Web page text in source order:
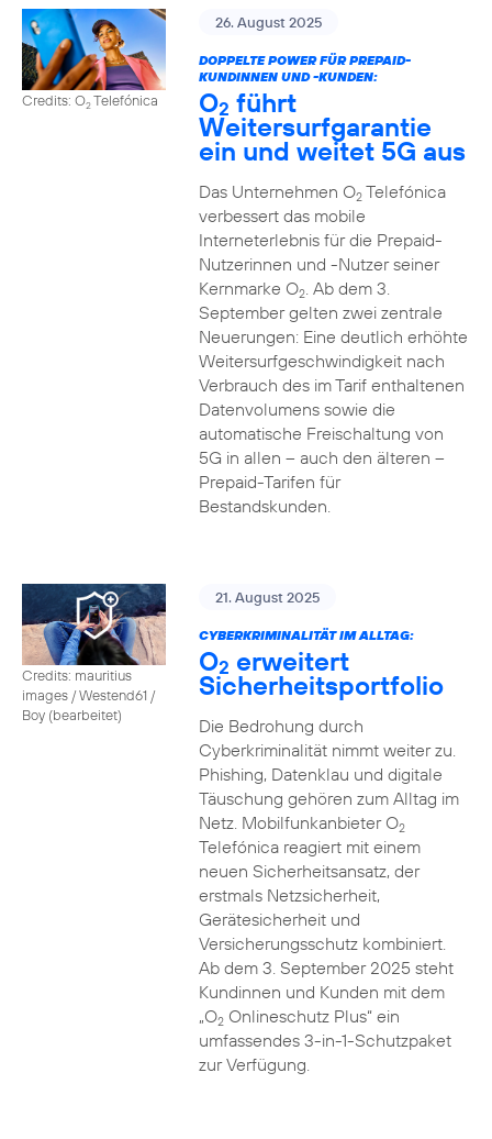
Credits: O2Telefónica
26. August 2025
DOPPELTE POWER FÜR PREPAID-
KUNDINNEN UND -KUNDEN:
O2 führt
Weitersurfgarantie
ein und weitet 5G aus
Das Unternehmen O2Telefónica
verbessert das mobile
Interneterlebnis für die Prepaid-
Nutzerinnen und -Nutzer seiner
Kernmarke O2. Ab dem 3.
September gelten zwei zentrale
Neuerungen: Eine deutlich erhöhte
Weitersurfgeschwindigkeit nach
Verbrauch des im Tarif enthaltenen
Datenvolumens sowie die
automatische Freischaltung von
5G in allen – auch den älteren –
Prepaid-Tarifen für
Bestandskunden.
Credits: mauritius
images / Westend61 /
Boy (bearbeitet)
21. August 2025
CYBERKRIMINALITÄT IM ALLTAG:
O2 erweitert
Sicherheitsportfolio
Die Bedrohung durch
Cyberkriminalität nimmt weiter zu.
Phishing, Datenklau und digitale
Täuschung gehören zum Alltag im
Netz. Mobilfunkanbieter O2
Telefónica reagiert mit einem
neuen Sicherheitsansatz, der
erstmals Netzsicherheit,
Gerätesicherheit und
Versicherungsschutz kombiniert.
Ab dem 3. September 2025 steht
Kundinnen und Kunden mit dem
„O2Onlineschutz Plus“ ein
umfassendes 3-in-1-Schutzpaket
zur Verfügung.